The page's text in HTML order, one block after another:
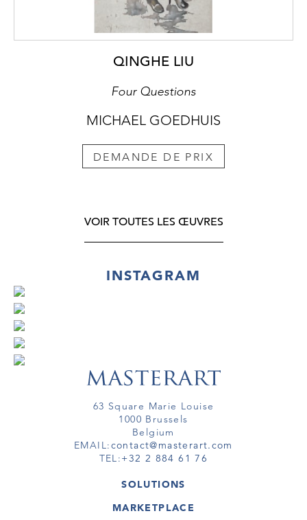
QINGHE LIU
Four Questions
MICHAEL GOEDHUIS
DEMANDE DE PRIX
VOIR TOUTES LES ŒUVRES
INSTAGRAM
63 Square Marie Louise
1000 Brussels
Belgium
EMAIL:contact@masterart.com
TEL:+32 2 884 61 76
SOLUTIONS
GALLERY
MARKETPLACE